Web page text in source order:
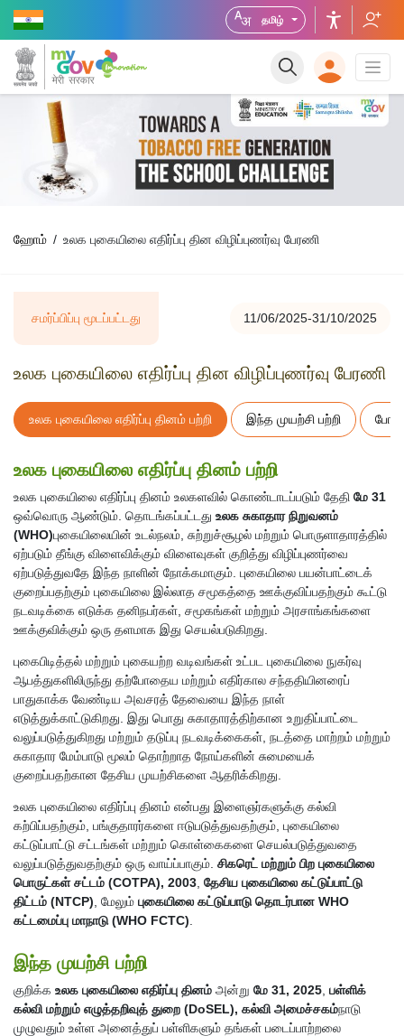
தமிழ்
ஹோம் உலக புகையிலை எதிர்ப்பு தின விழிப்புணர்வு பேரணி
சமர்ப்பிப்பு மூடப்பட்டது 11/06/2025-31/10/2025
உலக புகையிலை எதிர்ப்பு தின விழிப்புணர்வு பேரணி
உலக புகையிலை எதிர்ப்பு தினம் பற்றி இந்த முயற்சி பற்றி
உலக புகையிலை எதிர்ப்பு தினம் பற்றி
உலக புகையிலை எதிர்ப்பு தினம் உலகளவில் கொண்டாடப்படும் தேதி மே 31
ஒவ்வொரு ஆண்டும். தொடங்கப்பட்டது உலக சுகாதார நிறுவனம்
(WHO)புகையிலையின் உடல்நலம், சுற்றுச்சூழல் மற்றும் பொருளாதாரத்தில்
ஏற்படும் தீங்கு விளைவிக்கும் விளைவுகள் குறித்து விழிப்புணர்வை
ஏற்படுத்துவதே இந்த நாளின் நோக்கமாகும். புகையிலை பயன்பாட்டைக்
குறைப்பதற்கும் புகையிலை இல்லாத சமூகத்தை ஊக்குவிப்பதற்கும் கூட்டு
நடவடிக்கை எடுக்க தனிநபர்கள், சமூகங்கள் மற்றும் அரசாங்கங்களை
ஊக்குவிக்கும் ஒரு தளமாக இது செயல்படுகிறது.
புகைபிடித்தல் மற்றும் புகையற்ற வடிவங்கள் உட்பட புகையிலை நுகர்வு
ஆபத்துகளிலிருந்து தற்போதைய மற்றும் எதிர்கால சந்ததியினரைப்
பாதுகாக்க வேண்டிய அவசரத் தேவையை இந்த நாள்
எடுத்துக்காட்டுகிறது. இது பொது சுகாதாரத்திற்கான உறுதிப்பாட்டை
வலுப்படுத்துகிறது மற்றும் தடுப்பு நடவடிக்கைகள், நடத்தை மாற்றம் மற்றும்
சுகாதார மேம்பாடு மூலம் தொற்றாத நோய்களின் சுமையைக்
குறைப்பதற்கான தேசிய முயற்சிகளை ஆதரிக்கிறது.
உலக புகையிலை எதிர்ப்பு தினம் என்பது இளைஞர்களுக்கு கல்வி
கற்பிப்பதற்கும், பங்குதாரர்களை ஈடுபடுத்துவதற்கும், புகையிலை
கட்டுப்பாட்டு சட்டங்கள் மற்றும் கொள்கைகளை செயல்படுத்துவதை
வலுப்படுத்துவதற்கும் ஒரு வாய்ப்பாகும். சிகரெட் மற்றும் பிற புகையிலை
பொருட்கள் சட்டம் (COTPA), 2003, தேசிய புகையிலை கட்டுப்பாட்டு
திட்டம் (NTCP), மேலும் புகையிலை கட்டுப்பாடு தொடர்பான WHO
கட்டமைப்பு மாநாடு (WHO FCTC).
இந்த முயற்சி பற்றி
குறிக்க உலக புகையிலை எதிர்ப்பு தினம் அன்று மே 31, 2025, பள்ளிக்
கல்வி மற்றும் எழுத்தறிவுத் துறை (DoSEL), கல்வி அமைச்சகம்நாடு
முழுவதும் உள்ள அனைத்துப் பள்ளிகளும் தங்கள் படைப்பாற்றலை